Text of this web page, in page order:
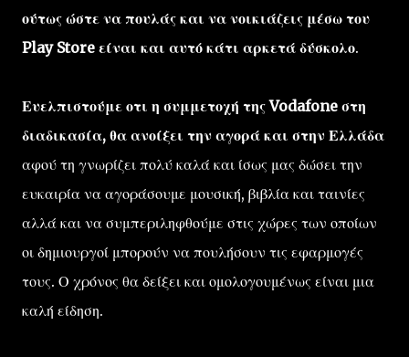
ούτως ώστε να πουλάς και να νοικιάζεις μέσω του
Play Store είναι και αυτό κάτι αρκετά δύσκολο.
Ευελπιστούμε οτι η συμμετοχή της Vodafone στη
διαδικασία, θα ανοίξει την αγορά και στην Ελλάδα
αφού τη γνωρίζει πολύ καλά και ίσως μας δώσει την
ευκαιρία να αγοράσουμε μουσική, βιβλία και ταινίες
αλλά και να συμπεριληφθούμε στις χώρες των οποίων
οι δημιουργοί μπορούν να πουλήσουν τις εφαρμογές
τους. Ο χρόνος θα δείξει και ομολογουμένως είναι μια
καλή είδηση.